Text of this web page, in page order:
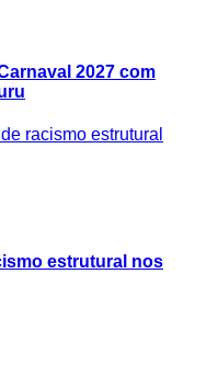
2027 com
estrutural nos